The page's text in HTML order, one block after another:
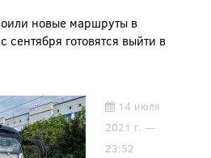
новые маршруты в
сентября готовятся выйти в
14 июля
2021 г. —
23:52